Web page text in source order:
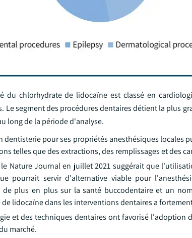
du chlorhydrate de lidocaïne est classé en
segment des procédures dentaires détient la plus
long de la période d'analyse.
dentisterie pour ses propriétés anesthésiques locales
telles que des extractions, des remplissages et des
Nature Journal en juillet 2021 suggérait que
pourrait servir d'alternative viable pour
plus en plus sur la santé buccodentaire et un
lidocaïne dans les interventions dentaires a
et des techniques dentaires ont favorisé l'adoption
marché.